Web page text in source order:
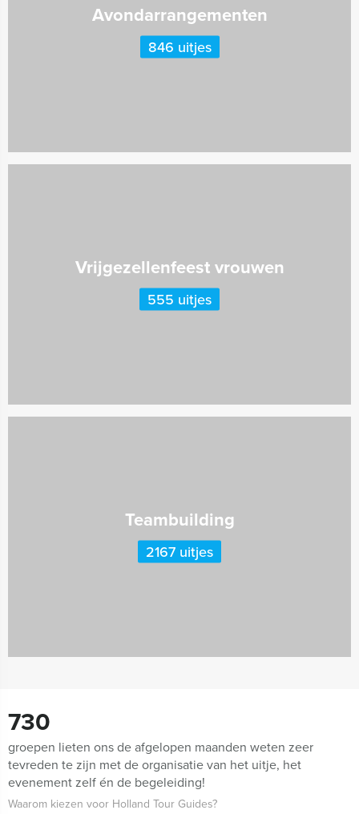
Avondarrangementen
846 uitjes
Vrijgezellenfeest vrouwen
555 uitjes
Teambuilding
2167 uitjes
730
groepen lieten ons de afgelopen maanden weten zeer
tevreden te zijn met de organisatie van het uitje, het
evenement zelf én de begeleiding!
Waarom kiezen voor Holland Tour Guides?